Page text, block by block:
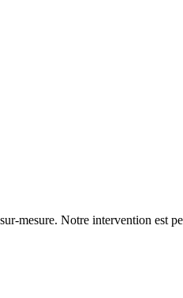
Notre intervention est